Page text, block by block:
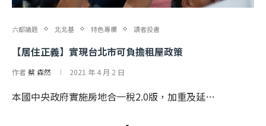
六都議題 北北基 特色專欄 讀者投書
【居住正義】實現台北市可負擔租屋政策
作者蔡 森然 2021 年 4 月 2 日
本國中央政府實施房地合一稅2.0版，加重及延…